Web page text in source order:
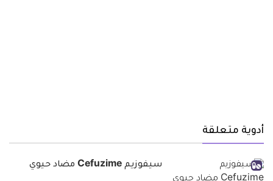
أدوية متعلقة
سيفوزيم Cefuzime مضاد حيوي